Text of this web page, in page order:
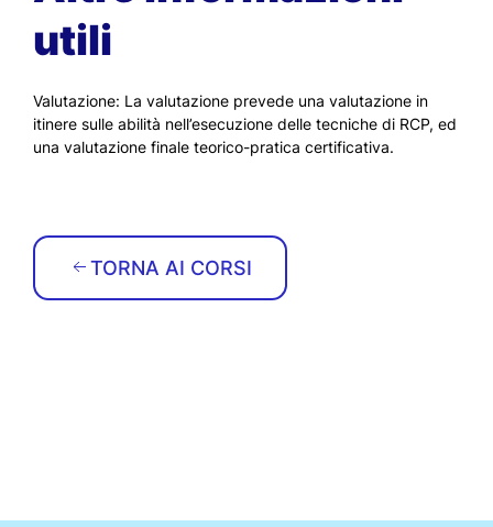
utili
Valutazione: La valutazione prevede una valutazione in
itinere sulle abilità nell’esecuzione delle tecniche di RCP, ed
una valutazione finale teorico-pratica certificativa.
TORNA AI CORSI